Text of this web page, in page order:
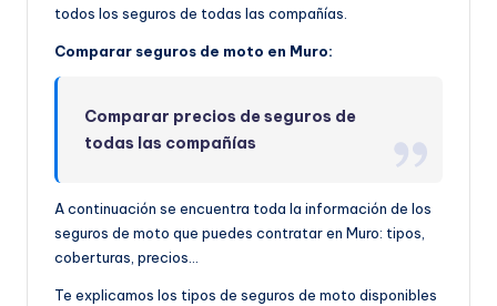
todos los seguros de todas las compañías.
Comparar seguros de moto en Muro:
Comparar precios de seguros de
todas las compañías
A continuación se encuentra toda la información de los
seguros de moto que puedes contratar en Muro: tipos,
coberturas, precios…
Te explicamos los tipos de seguros de moto disponibles